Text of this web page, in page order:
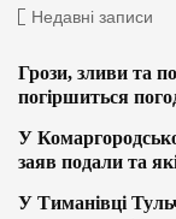
Недавні записи
Грози, зливи та
погіршиться
У
заяв подали та
У Тиманівці